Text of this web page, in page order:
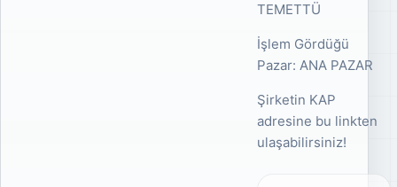
TEMETTÜ
İşlem Gördüğü
Pazar: ANA PAZAR
Şirketin KAP
adresine bu linkten
ulaşabilirsiniz!